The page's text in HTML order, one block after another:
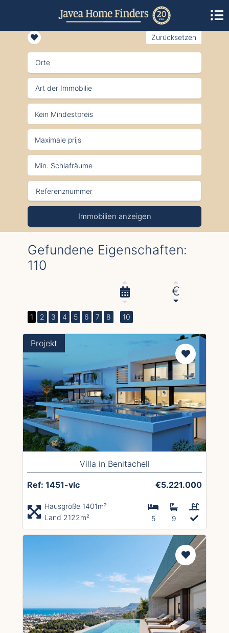
Zurücksetzen
Orte
Art der Immobilie
Immobilien anzeigen
Gefundene Eigenschaften:
110
€
1 2 3 4 5 6 7 8 10
Projekt
Villa in Benitachell
Ref: 1451-vlc €5.221.000
Hausgröße 1401m²
Land 2122m²
5 9